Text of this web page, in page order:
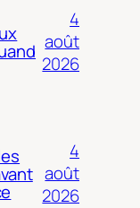
4
août
2026
4
août
2026